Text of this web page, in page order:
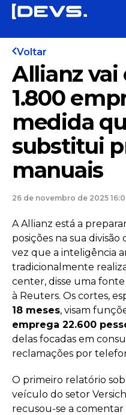
Voltar
Allianz
1.800
medida
substitui
manuais
26 de novembro de 2025
A Allianz está a
posições na sua
vez que a inteligência
tradicionalmente
center, disse uma
à Reuters. Os cortes,
18 meses, visam
emprega 22.600
delas focadas em
reclamações por
O primeiro relatório
veículo do setor
recusou-se a